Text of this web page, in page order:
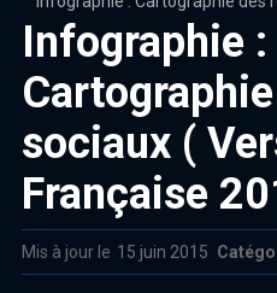
Infographie :
sociaux (
Française
Mis à jour le 15 juin 2015